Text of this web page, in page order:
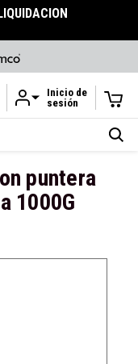
principal
Inicio de
sesión
puntera
1000G